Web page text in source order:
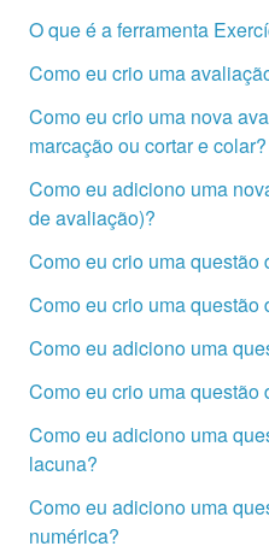
O que é a ferramenta
Como eu crio uma
Como eu crio uma nova
marcação ou cortar e colar?
Como eu adiciono uma
de avaliação)?
Como eu crio uma questão
Como eu crio uma questão
Como eu adiciono uma
Como eu crio uma questão
Como eu adiciono uma
lacuna?
Como eu adiciono uma
numérica?